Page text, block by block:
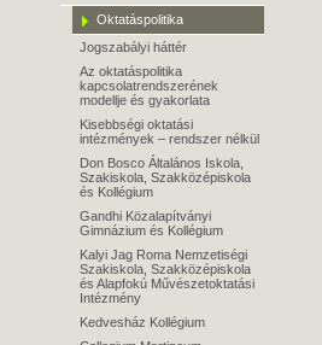
Oktatáspolitika
Jogszabályi háttér
Az oktatáspolitika
kapcsolatrendszerének
modellje és gyakorlata
Kisebbségi oktatási
intézmények – rendszer nélkül
Don Bosco Általános Iskola,
Szakiskola, Szakközépiskola
és Kollégium
Gandhi Közalapítványi
Gimnázium és Kollégium
Kalyi Jag Roma Nemzetiségi
Szakiskola, Szakközépiskola
és Alapfokú Művészetoktatási
Intézmény
Kedvesház Kollégium